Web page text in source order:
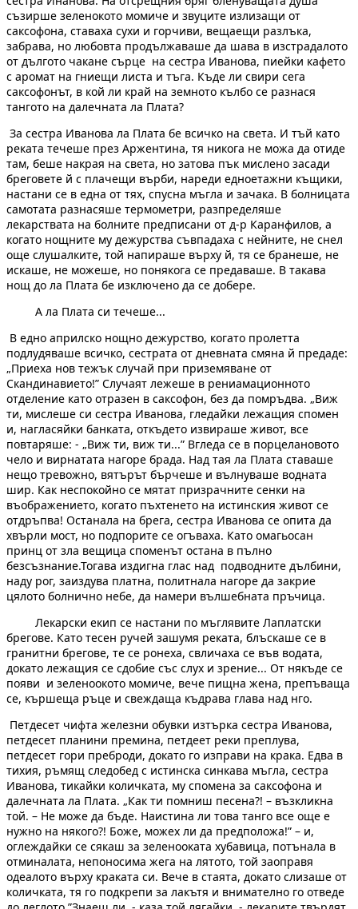
съзирше зеленокото момиче и звуците излизащи от
саксофона, ставаха сухи и горчиви, вещаещи разлъка,
забрава, но любовта продължаваше да шава в изстрадалото
от дългото чакане сърце на сестра Иванова, пиейки кафето
с аромат на гниещи листа и тъга. Къде ли свири сега
саксофонът, в кой ли край на земното кълбо се разнася
тангото на далечната ла Плата?
За сестра Иванова ла Плата бе всичко на света. И тъй като
реката течеше през Аржентина, тя никога не можа да отиде
там, беше накрая на света, но затова пък мислено засади
бреговете й с плачещи върби, нареди едноетажни къщики,
настани се в една от тях, спусна мъгла и зачака. В болницата
самотата разнасяше термометри, разпределяше
лекарствата на болните предписани от д-р Каранфилов, а
когато нощните му дежурства съвпадаха с нейните, не снел
още слушалките, той напираше върху й, тя се бранеше, не
искаше, не можеше, но понякога се предаваше. В такава
нощ до ла Плата бе изключено да се добере.
А ла Плата си течеше...
В едно априлско нощно дежурство, когато пролетта
подлудяваше всичко, сестрата от дневната смяна й предаде:
„Приеха нов тежък случай при приземяване от
Скандинавието!” Случаят лежеше в рениамационното
отделение като отразен в саксофон, без да помръдва. „Виж
ти, мислеше си сестра Иванова, гледайки лежащия спомен
и, нагласяйки банката, откъдето извираше живот, все
повтаряше: - „Виж ти, виж ти...” Вгледа се в порцелановото
чело и вирнатата нагоре брада. Над тая ла Плата ставаше
нещо тревожно, вятърът бърчеше и вълнуваше водната
шир. Как неспокойно се мятат призрачните сенки на
въображението, когато пъхтенето на истинския живот се
отдръпва! Останала на брега, сестра Иванова се опита да
хвърли мост, но подпорите се огъваха. Като омагьосан
принц от зла вещица споменът остана в пълно
безсъзнание.Тогава издигна глас над подводните дълбини,
наду рог, заиздува платна, политнала нагоре да закрие
цялото болнично небе, да намери вълшебната пръчица.
Лекарски екип се настани по мъглявите Лаплатски
брегове. Като тесен ручей зашумя реката, блъскаше се в
гранитни брегове, те се ронеха, свличаха се във водата,
докато лежащия се сдобие със слух и зрение... От някъде се
появи и зеленоокото момиче, вече пищна жена, препъваща
се, кършеща ръце и свеждаща къдрава глава над нго.
Петдесет чифта железни обувки изтърка сестра Иванова,
петдесет планини премина, петдеет реки преплува,
петдесет гори преброди, докато го изправи на крака. Едва в
тихия, ръмящ следобед с истинска синкава мъгла, сестра
Иванова, тикайки количката, му спомена за саксофона и
далечната ла Плата. „Как ти помниш песена?! – възкликна
той. – Не може да бъде. Наистина ли това танго все още е
нужно на някого?! Боже, можех ли да предположа!” – и,
оглеждайки се сякаш за зеленооката хубавица, потънала в
отминалата, непоносима жега на лятото, той заоправя
одеалото върху краката си. Вече в стаята, докато слизаше от
количката, тя го подкрепи за лакътя и внимателно го отведе